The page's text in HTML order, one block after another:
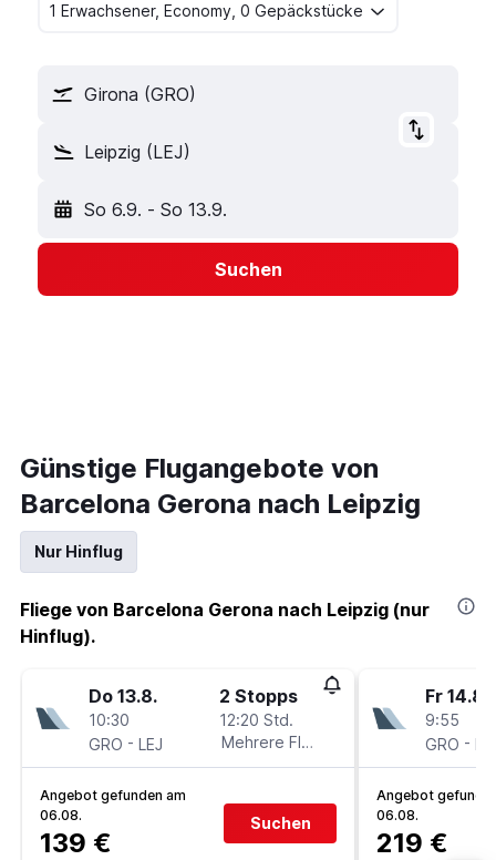
1 Erwachsener, Economy, 0 Gepäckstücke
Girona (GRO)
Leipzig (LEJ)
So 6.9. - So 13.9.
Suchen
Günstige Flugangebote von
Barcelona Gerona nach Leipzig
Nur Hinflug
Fliege von Barcelona Gerona nach Leipzig (nur
Hinflug).
Do 13.8.
10:30
GRO - LEJ
2 Stopps
12:20 Std.
Mehrere Fluglinien
Angebot gefunden am
06.08.
139 €
Suchen
Fr 14.8.
9:55
GRO -
Angebot
06.08.
219 €